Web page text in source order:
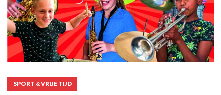
SPORT & VRIJE TIJD